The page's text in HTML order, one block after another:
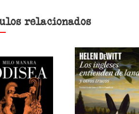
relacionados